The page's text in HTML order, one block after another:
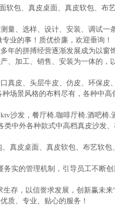
软包、真皮桌面、真皮软包、布
量、选样、设计、安装、调试
业的事！质优价廉，欢迎垂询！
年的拼搏经营逐渐发展成为以
、加工、销售、安装为一体的，
口真皮、头层牛皮、仿皮、环保
场景风格的布料尽有，各种中高
ktv沙发，餐厅椅.咖啡厅椅.酒吧
中外各种款式中高档真皮沙发、
、真皮桌面、真皮软包、布艺软包
务实的管理机制，引导员工不断
存，以信誉求发展，创新赢未
质、专业、贴心的服务！